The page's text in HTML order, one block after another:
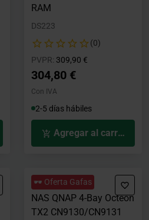
RAM
DS223
(0)
PVPR: Precio rebajado desde
309,90 €
304,80 €
Con IVA
2-5 días hábiles
Agregar al carrito
🕶️ Oferta Gafas
NAS QNAP 4-Bay Octeon
TX2 CN9130/CN9131